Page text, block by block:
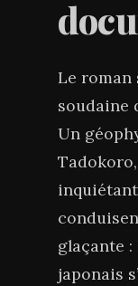
Le roman
soudaine
Un
glaçante :
japonais